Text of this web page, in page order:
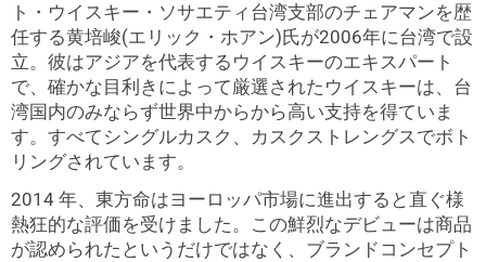
ト・ウイスキー・ソサエティ台湾支部のチェアマンを歴
任する黄培峻(エリック・ホアン)氏が2006年に台湾で設
立。彼はアジアを代表するウイスキーのエキスパート
で、確かな目利きによって厳選されたウイスキーは、台
湾国内のみならず世界中からから高い支持を得ていま
す。すべてシングルカスク、カスクストレングスでボト
リングされています。
2014 年、東方命はヨーロッパ市場に進出すると直ぐ様
熱狂的な評価を受けました。この鮮烈なデビューは商品
が認められたというだけではなく、ブランドコンセプト